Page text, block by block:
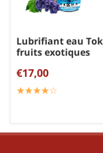
Lubrifiant eau
fruits exotiques
€17,00
☆☆☆☆☆
★★★★★